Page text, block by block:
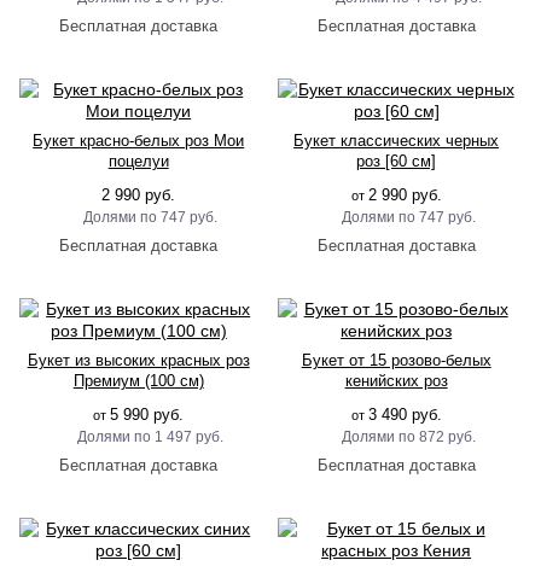
Букет красно-белых роз Мои
поцелуи
2 990 руб.
747 руб.
Букет классических черных
роз [60 см]
от 2 990 руб.
747 руб.
Букет из высоких красных роз
Премиум (100 см)
от5 990 руб.
1 497 руб.
Букет от 15 розово-белых
кенийских роз
от 3 490 руб.
872 руб.